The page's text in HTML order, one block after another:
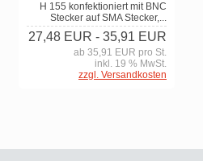
H 155 konfektioniert mit BNC
Stecker auf SMA Stecker,...
27,48 EUR - 35,91 EUR
ab 35,91 EUR pro St.
inkl. 19 % MwSt.
zzgl. Versandkosten